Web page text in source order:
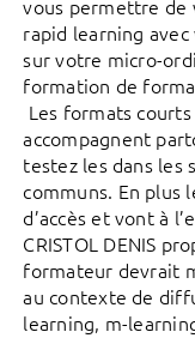
vous permettre de
rapid learning
sur votre micro-
formation de
Les formats
accompagnent
testez les dans les
communs. En plus
d’accès et vont à
CRISTOL DENIS
formateur devrait
au contexte de
learning, m-